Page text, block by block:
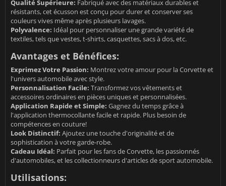
Qualité Supérieure: Fabriqué avec des matériaux durables et
résistants, cet écusson est conçu pour durer et conserver ses
couleurs vives même après plusieurs lavages.
Polyvalence: Idéal pour personnaliser une grande variété de
textiles, tels que vestes, t-shirts, casquettes, sacs à dos, etc.
Avantages et Bénéfices:
Exprimez Votre Passion: Montrez votre amour pour la Corvette et
l'univers automobile avec style.
Personnalisation Facile: Transformez vos vêtements et
accessoires ordinaires en pièces uniques et personnalisées.
Application Rapide et Simple: Gagnez du temps grâce à
l'application thermocollante facile et rapide. Plus besoin de
compétences en couture!
Look Distinctif: Ajoutez une touche d'originalité et de
sophistication à votre garde-robe.
Cadeau Idéal: Parfait pour les fans de Corvette, les passionnés
d'automobiles, et les collectionneurs d'articles de sport automobile.
Utilisations: